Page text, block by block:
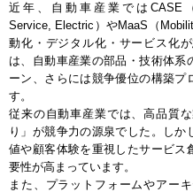
近年、自動車産業ではCASE（
Service, Electric）やMaaS（
動化・デジタル化・サービス化
は、自動車産業の部品・技術体系
ーン、さらには競争優位の構築プ
す。
従来の自動車産業では、高品質
り」が競争力の源泉でした。し
値や顧客体験を重視したサービス
要性が高まっています。
また、プラットフォームやアー